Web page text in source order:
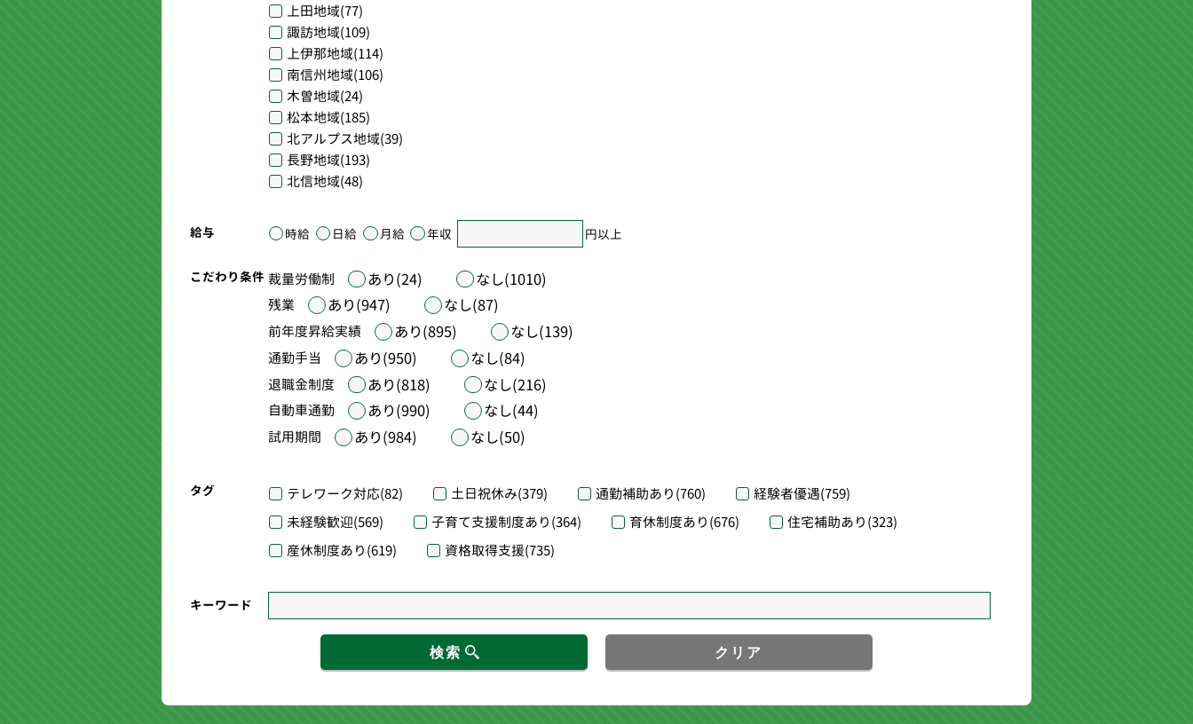
上田地域(77)
諏訪地域(109)
上伊那地域(114)
南信州地域(106)
木曽地域(24)
松本地域(185)
北アルプス地域(39)
長野地域(193)
北信地域(48)
給与 時給 日給 月給 年収 円以上
こだわり条件 裁量労働制 あり(24) なし(1010)
残業 あり(947) なし(87)
前年度昇給実績 あり(895) なし(139)
通勤手当 あり(950) なし(84)
退職金制度 あり(818) なし(216)
自動車通勤 あり(990) なし(44)
試用期間 あり(984) なし(50)
タグ テレワーク対応(82) 土日祝休み(379) 通勤補助あり(760) 経験者優遇(759)
未経験歓迎(569) 子育て支援制度あり(364) 育休制度あり(676) 住宅補助あり(323)
産休制度あり(619) 資格取得支援(735)
キーワード
検索 クリア